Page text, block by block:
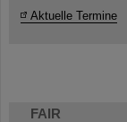
FAIR
Aktuelle Termine